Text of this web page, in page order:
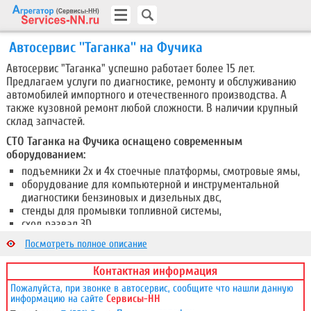
Автосервис ''Таганка'' на Фучика
Автосервис "Таганка" успешно работает более 15 лет.
Предлагаем услуги по диагностике, ремонту и обслуживанию
автомобилей импортного и отечественного производства. А
также кузовной ремонт любой сложности. В наличии крупный
склад запчастей.
СТО Таганка на Фучика оснащено современным
оборудованием:
подъемники 2х и 4х стоечные платформы, смотровые ямы,
оборудование для компьютерной и инструментальной
диагностики бензиновых и дизельных двс,
стенды для промывки топливной системы,
сход развал 3D,
оборудование для ремонта генераторов и стартеров,
станция для заправки кондиционеров,
шиномонтажное оборудование,
установки для аппаратной замены тех. жидкостей
полный перечень слесарного инструмента и многое другое.
окрасочная камера и полный перечень оборудования для
Посмотреть полное описание
Контактная информация
Пожалуйста, при звонке в автосервис, сообщите что нашли данную
информацию на сайтеСервисы-НН